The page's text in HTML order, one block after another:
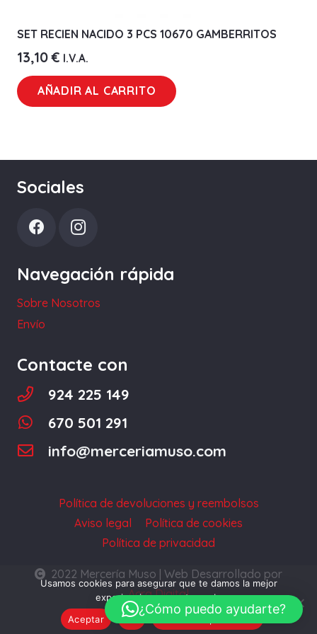
SET RECIEN NACIDO 3 PCS 10670 GAMBERRITOS
13,10€ I.V.A.
AÑADIR AL CARRITO
Sociales
Navegación rápida
Sobre Nosotros
Envío
Contacte con
924 225 149
670 501 291
info@merceriamuso.com
Política de devoluciones y reembolsos
Aviso legal
Política de cookies
Política de privacidad
2022 Mercería Muso | Web Desarrollado por
Acra Digital
¿Cómo puedo ayudarte?
Usamos cookies para asegurar que te damos la mejor
experiencia en nuestra web.
Aceptar
No Política de privacidad